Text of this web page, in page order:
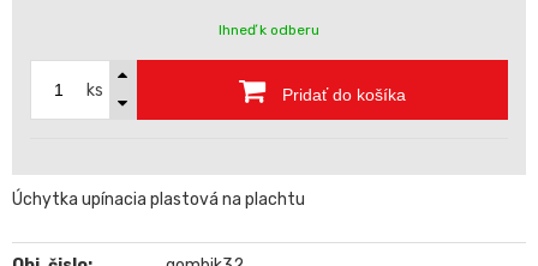
Ihneď k odberu
ks Pridať do košíka
Úchytka upínacia plastová na plachtu